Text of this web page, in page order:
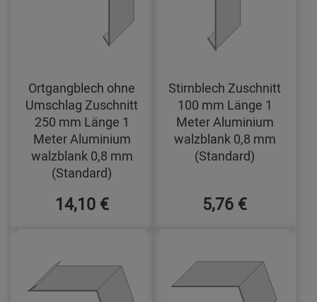
Ortgangblech ohne
Umschlag Zuschnitt
250 mm Länge 1
Meter Aluminium
walzblank 0,8 mm
(Standard)
14,10 €
Stirnblech Zuschnitt
100 mm Länge 1
Meter Aluminium
walzblank 0,8 mm
(Standard)
5,76 €